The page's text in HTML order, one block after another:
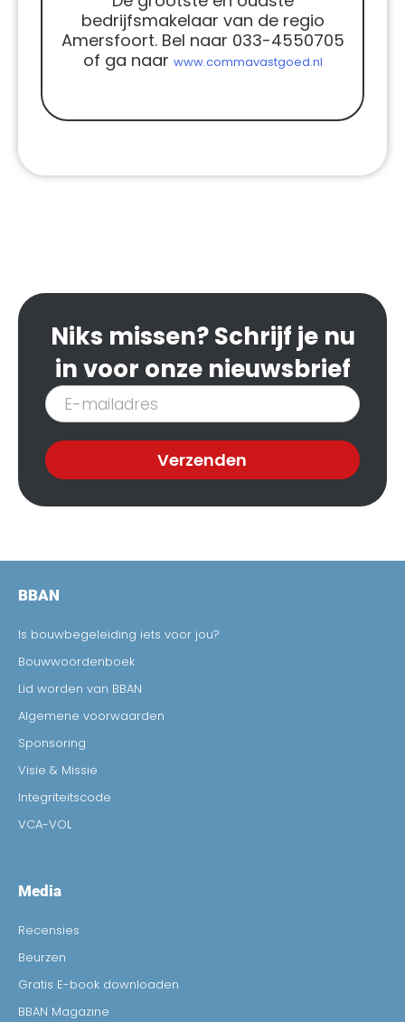
bedrijfsmakelaar van de regio
Amersfoort. Bel naar 033-4550705
of ga naar www.commavastgoed.nl
Niks missen? Schrijf je nu
in voor onze nieuwsbrief
Inschrijven
nieuwsbrief
Verzenden
BBAN
Is bouwbegeleiding iets voor jou?
Bouwwoordenboek
Lid worden van BBAN
Algemene voorwaarden
Sponsoring
Visie & Missie
Integriteitscode
VCA-VOL
Media
Recensies
Beurzen
Gratis E-book downloaden
BBAN Magazine